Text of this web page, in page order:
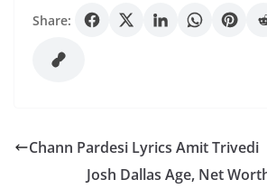
Share:
Chann Pardesi Lyrics Amit Trivedi
Josh Dallas Age, Net